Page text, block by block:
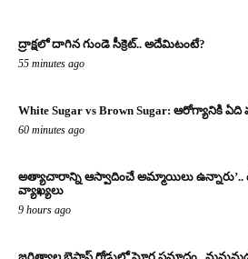
ద్రాక్షలో దాగిన గుండె సీక్రెట్.. అదేమిటంటే?
55 minutes ago
White Sugar vs Brown Sugar: ఆరోగ్యానికి
60 minutes ago
అత్యాచారాన్ని ఆస్వాదించే అమ్మాయిలు
వ్యాఖ్యలు
9 hours ago